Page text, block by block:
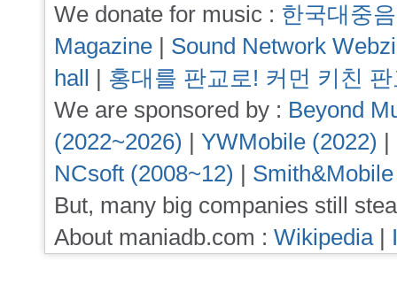
We donate for music : 한국대중
Magazine | Sound Network
hall | 홍대를 판교로! 커먼 키친
We are sponsored by : Beyond
(2022~2026) | YWMobile (2022) |
NCsoft (2008~12) |
But, many big companies still
About maniadb.com : Wikipedia|